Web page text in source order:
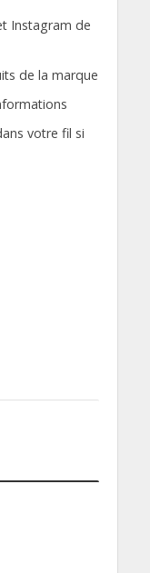
Instagram de
de la marque
votre fil si